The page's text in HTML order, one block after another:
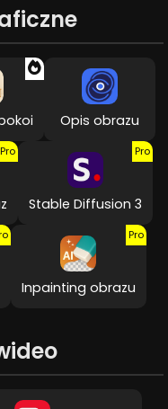
Opis obrazu
Pro
Stable Diffusion 3
Pro
Inpainting obrazu
Pro